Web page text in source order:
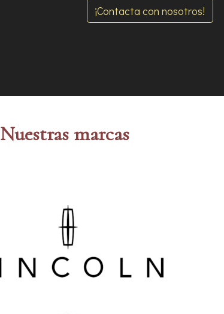
¡Contacta con nosotros!
Nuestras marcas